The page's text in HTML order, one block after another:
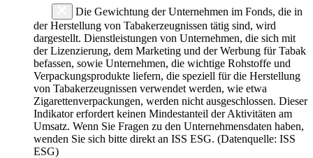
Die Gewichtung der Unternehmen im Fonds, die in
der Herstellung von Tabakerzeugnissen tätig sind, wird
dargestellt. Dienstleistungen von Unternehmen, die sich mit
der Lizenzierung, dem Marketing und der Werbung für Tabak
befassen, sowie Unternehmen, die wichtige Rohstoffe und
Verpackungsprodukte liefern, die speziell für die Herstellung
von Tabakerzeugnissen verwendet werden, wie etwa
Zigarettenverpackungen, werden nicht ausgeschlossen. Dieser
Indikator erfordert keinen Mindestanteil der Aktivitäten am
Umsatz. Wenn Sie Fragen zu den Unternehmensdaten haben,
wenden Sie sich bitte direkt an ISS ESG. (Datenquelle: ISS
ESG)